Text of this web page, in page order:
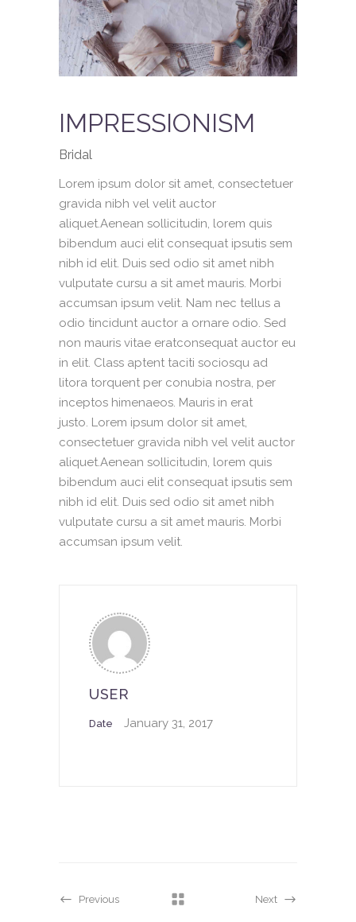
IMPRESSIONISM
Bridal
Lorem ipsum dolor sit amet, consectetuer
gravida nibh vel velit auctor
aliquet.Aenean sollicitudin, lorem quis
bibendum auci elit consequat ipsutis sem
nibh id elit. Duis sed odio sit amet nibh
vulputate cursu a sit amet mauris. Morbi
accumsan ipsum velit. Nam nec tellus a
odio tincidunt auctor a ornare odio. Sed
non mauris vitae eratconsequat auctor eu
in elit. Class aptent taciti sociosqu ad
litora torquent per conubia nostra, per
inceptos himenaeos. Mauris in erat
justo. Lorem ipsum dolor sit amet,
consectetuer gravida nibh vel velit auctor
aliquet.Aenean sollicitudin, lorem quis
bibendum auci elit consequat ipsutis sem
nibh id elit. Duis sed odio sit amet nibh
vulputate cursu a sit amet mauris. Morbi
accumsan ipsum velit.
USER
Date January 31, 2017
Previous Next